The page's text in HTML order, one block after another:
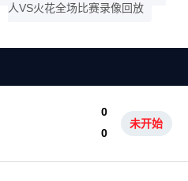
人VS火花全场比赛录像回放
0
0
未开始